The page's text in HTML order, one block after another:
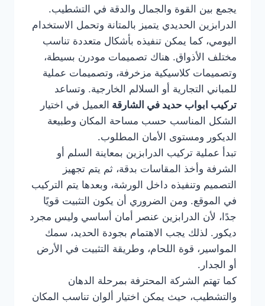
يجمع بين القوة والجمال والدقة في التشطيب.
الدرابزين الحديدي يتميز بالمتانة وتحمل الاستخدام
اليومي، كما يمكن تنفيذه بأشكال متعددة تناسب
مختلف الأذواق. هناك تصميمات مودرن بسيطة،
وتصميمات كلاسيكية مزخرفة، وتصميمات عملية
للمباني التجارية أو السلالم الخارجية. وتساعد
تركيب ابواب حديد في الشارقة العميل في اختيار
الشكل المناسب حسب مساحة المكان وطبيعة
الديكور ومستوى الأمان المطلوب.
تبدأ عملية تركيب الدرابزين بمعاينة السلم أو
الشرفة وأخذ المقاسات بدقة، ثم يتم تجهيز
التصميم وتنفيذه داخل الورشة، وبعدها يتم التركيب
في الموقع. ومن الضروري أن يكون التثبيت قويًا
جدًا، لأن الدرابزين عنصر أمان أساسي وليس مجرد
ديكور. لذلك يجب الاهتمام بجودة الحديد، سمك
المواسير، قوة اللحام، وطريقة التثبيت في الأرض
أو الجدار.
كما تهتم الشركة المحترفة بمرحلة الدهان
والتشطيب، حيث يمكن اختيار ألوان تناسب المكان